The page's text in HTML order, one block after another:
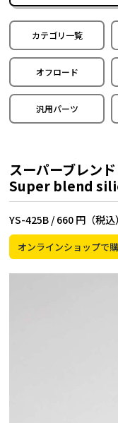
カテゴリ一覧
オフロード
汎用パーツ
スーパーブレン
Super blend
YS-425B / 660 円（税込）
オンラインショップで